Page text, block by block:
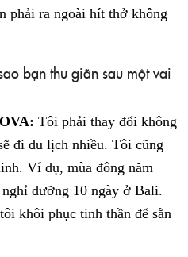
phải ra ngoài hít thở không
bạn thư giãn sau một vai
Tôi phải thay đổi không
đi du lịch nhiều. Tôi cũng
Ví dụ, mùa đông năm
dưỡng 10 ngày ở Bali.
khôi phục tinh thần để sẵn